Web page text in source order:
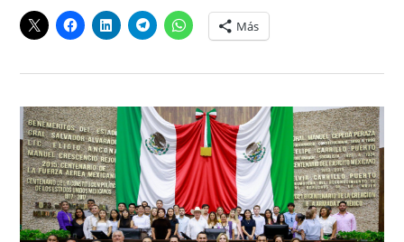
Más